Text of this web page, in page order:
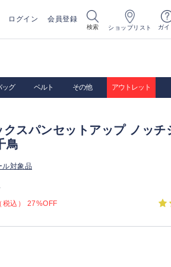
ログイン 会員登録
検索 ショップリスト ガイ
ッグ ベルト その他 アウトレット
クスパンセットアップ ノッチ
鳥
ル対象品
込） 27%OFF